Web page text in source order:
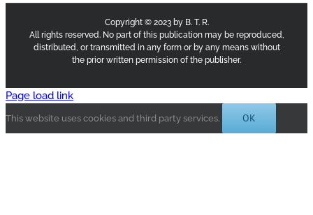
Copyright © 2023 by B. T. R.
All rights reserved. No part of this publication may be reproduced,
distributed, or transmitted in any form or by any means without
the prior written permission of the publisher.
Page load link
This website uses cookies and third party services. OK